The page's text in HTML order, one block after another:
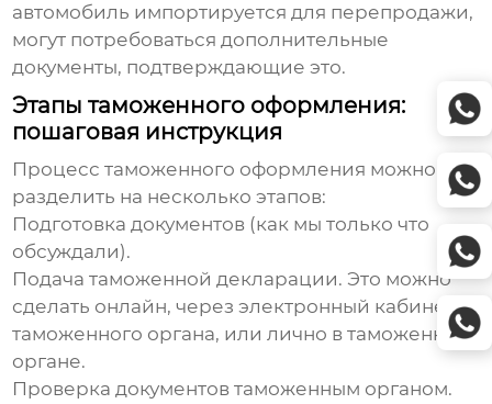
автомобиль импортируется для перепродажи,
могут потребоваться дополнительные
документы, подтверждающие это.
Этапы таможенного оформления:
пошаговая инструкция
Процесс таможенного оформления можно
разделить на несколько этапов:
Подготовка документов (как мы только что
обсуждали).
Подача таможенной декларации. Это можно
сделать онлайн, через электронный кабинет
таможенного органа, или лично в таможенном
органе.
Проверка документов таможенным органом.